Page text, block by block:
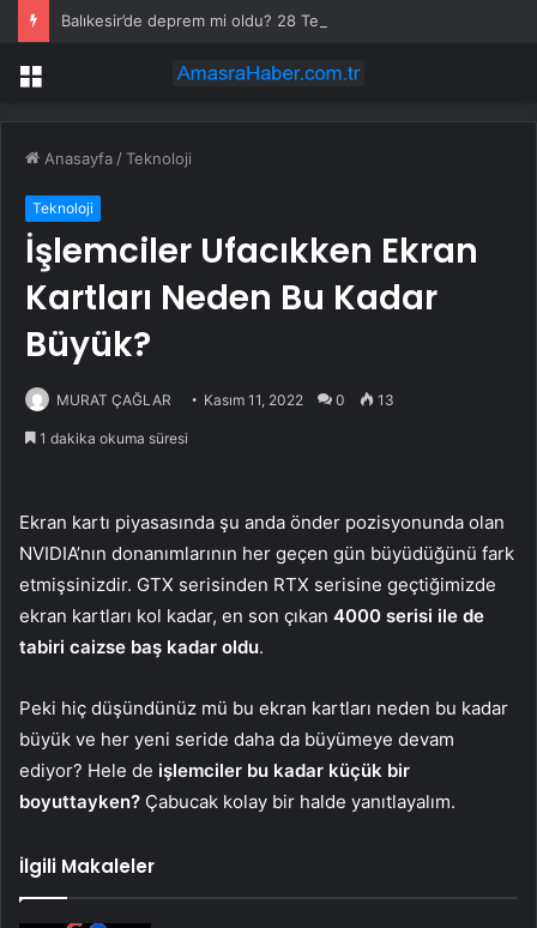
Menü
Anasayfa /Teknoloji
Teknoloji
İşlemciler Ufacıkken Ekran
Kartları Neden Bu Kadar
Büyük?
MURAT ÇAĞLAR Kasım 11, 2022 0 13
1 dakika okuma süresi
Ekran kartı piyasasında şu anda önder pozisyonunda olan
NVIDIA’nın donanımlarının her geçen gün büyüdüğünü fark
etmişsinizdir. GTX serisinden RTX serisine geçtiğimizde
ekran kartları kol kadar, en son çıkan 4000 serisi ile de
tabiri caizse baş kadar oldu.
Peki hiç düşündünüz mü bu ekran kartları neden bu kadar
büyük ve her yeni seride daha da büyümeye devam
ediyor? Hele de işlemciler bu kadar küçük bir
boyuttayken? Çabucak kolay bir halde yanıtlayalım.
İlgili Makaleler